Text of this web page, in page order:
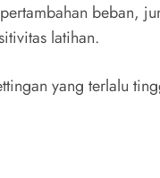
beban,
latihan.
yang terlalu